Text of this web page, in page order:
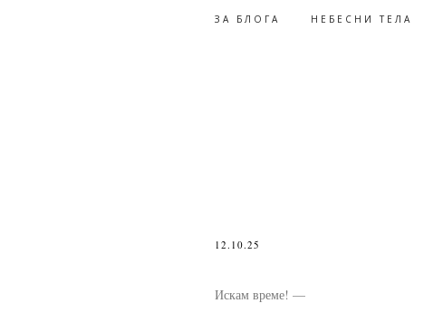
ЗА БЛОГА НЕБЕСНИ ТЕЛА
12.10.25
Искам време! —